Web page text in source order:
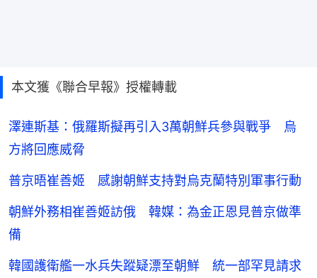
本文獲《聯合早報》授權轉載
澤連斯基：俄羅斯擬再引入3萬朝鮮兵參與戰爭 烏
方將回應威脅
普京晤崔善姬 感謝朝鮮支持對烏克蘭特別軍事行動
朝鮮外務相崔善姬訪俄 韓媒：為金正恩見普京做準
備
韓國護衛艦一水兵失蹤疑漂至朝鮮 統一部罕見請求